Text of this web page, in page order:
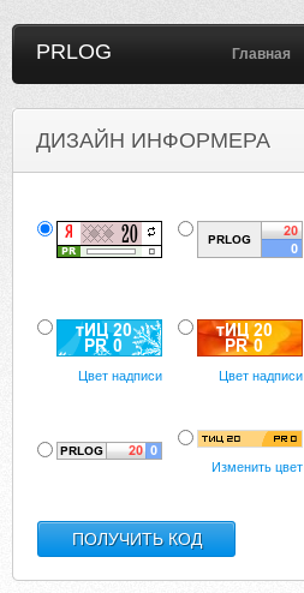
PRLOG Главная
ДИЗАЙН ИНФОРМЕРА
Цвет надписи Цвет надписи
Изменить цвет